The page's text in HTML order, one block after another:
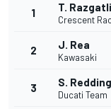
1 T.
Crescent
2 J. Rea
Kawasaki
3 S. Redding
Ducati Team